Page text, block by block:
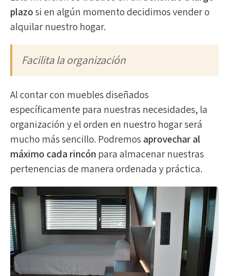
plazosi en algún momento decidimos vender o
alquilar nuestro hogar.
Facilita la organización
Al contar con muebles diseñados
específicamente para nuestras necesidades, la
organización y el orden en nuestro hogar será
mucho más sencillo. Podremos aprovechar al
máximo cada rincón para almacenar nuestras
pertenencias de manera ordenada y práctica.